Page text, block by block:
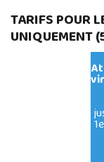
TARIFS POUR
UNIQUEMENT